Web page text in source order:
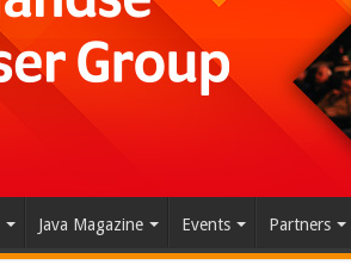
Java Magazine Events Partners